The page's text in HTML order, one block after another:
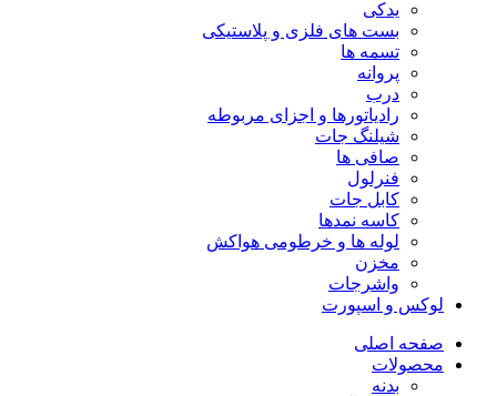
یدکی
بست های فلزی و پلاستیکی
تسمه ها
پروانه
درب
رادیاتورها و اجزای مربوطه
شیلنگ جات
صافی ها
فنرلول
کابل جات
کاسه نمدها
لوله ها و خرطومی هواکش
مخزن
واشرجات
لوکس و اسپورت
صفحه اصلی
محصولات
بدنه